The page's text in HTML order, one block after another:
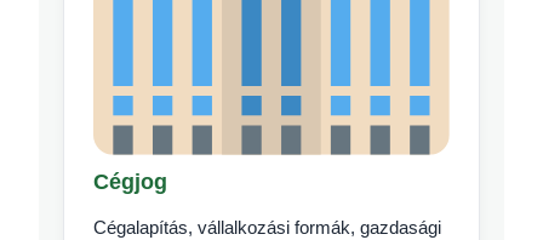
Cégjog
Cégalapítás, vállalkozási formák, gazdasági